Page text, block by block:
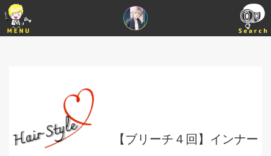
【ブリーチ４回】インナー